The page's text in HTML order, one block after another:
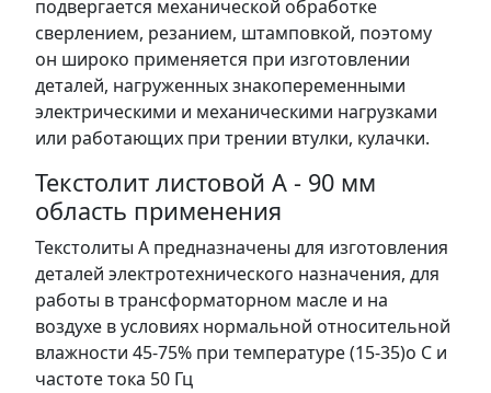
подвергается механической обработке
сверлением, резанием, штамповкой, поэтому
он широко применяется при изготовлении
деталей, нагруженных знакопеременными
электрическими и механическими нагрузками
или работающих при трении втулки, кулачки.
Текстолит листовой А - 90 мм
область применения
Текстолиты А предназначены для изготовления
деталей электротехнического назначения, для
работы в трансформаторном масле и на
воздухе в условиях нормальной относительной
влажности 45-75% при температуре (15-35)o С и
частоте тока 50 Гц